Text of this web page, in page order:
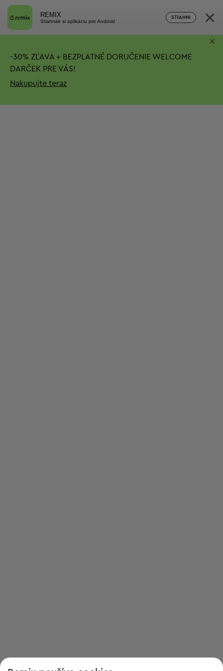
REMIX
Stiahnite si aplikáciu pre Android
STIAHNI ×
-30% ZĽAVA + BEZPLATNÉ DORUČENIE WELCOME
DARČEK PRE VÁS!
Nakupujte teraz
×